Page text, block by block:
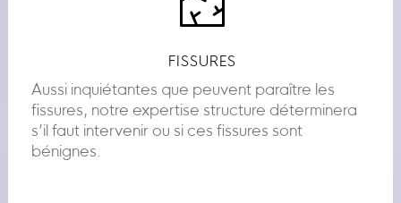
FISSURES
Aussi inquiétantes que peuvent paraître les
fissures, notre expertise structure déterminera
s’il faut intervenir ou si ces fissures sont
bénignes.